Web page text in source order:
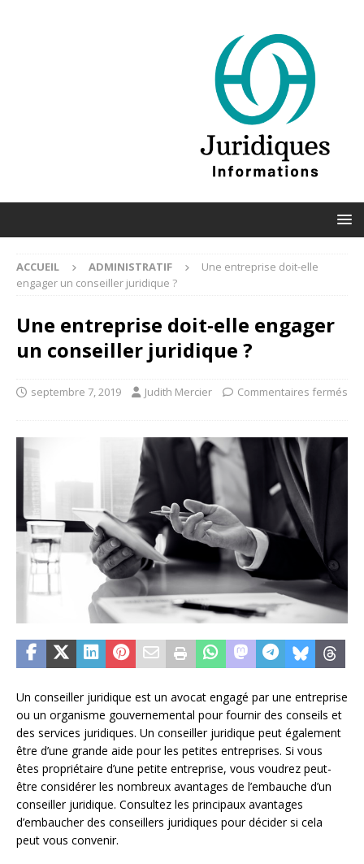
ACCUEIL ADMINISTRATIF
Une entreprise doit-elle
engager un conseiller juridique ?
Une entreprise doit-elle engager
un conseiller juridique ?
septembre 7, 2019 Judith Mercier Commentaires fermés
Un conseiller juridique est un avocat engagé par une entreprise
ou un organisme gouvernemental pour fournir des conseils et
des services juridiques. Un conseiller juridique peut également
être d’une grande aide pour les petites entreprises. Si vous
êtes propriétaire d’une petite entreprise, vous voudrez peut-
être considérer les nombreux avantages de l’embauche d’un
conseiller juridique. Consultez les principaux avantages
d’embaucher des conseillers juridiques pour décider si cela
peut vous convenir.